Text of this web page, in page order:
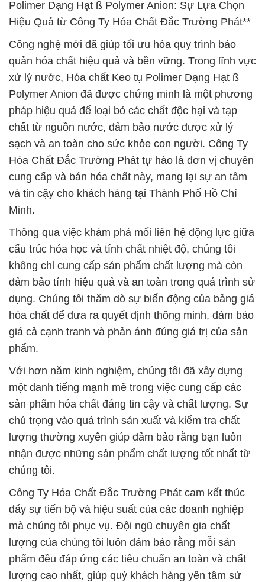
Polimer Dạng Hạt ß Polymer Anion: Sự Lựa Chọn
Hiệu Quả từ Công Ty Hóa Chất Đắc Trường Phát**
Công nghệ mới đã giúp tối ưu hóa quy trình bảo
quản hóa chất hiệu quả và bền vững. Trong lĩnh vực
xử lý nước, Hóa chất Keo tụ Polimer Dạng Hạt ß
Polymer Anion đã được chứng minh là một phương
pháp hiệu quả để loại bỏ các chất độc hại và tạp
chất từ nguồn nước, đảm bảo nước được xử lý
sạch và an toàn cho sức khỏe con người. Công Ty
Hóa Chất Đắc Trường Phát tự hào là đơn vị chuyên
cung cấp và bán hóa chất này, mang lại sự an tâm
và tin cậy cho khách hàng tại Thành Phố Hồ Chí
Minh.
Thông qua việc khám phá mối liên hệ động lực giữa
cấu trúc hóa học và tính chất nhiệt độ, chúng tôi
không chỉ cung cấp sản phẩm chất lượng mà còn
đảm bảo tính hiệu quả và an toàn trong quá trình sử
dụng. Chúng tôi thăm dò sự biến động của bảng giá
hóa chất để đưa ra quyết định thông minh, đảm bảo
giá cả cạnh tranh và phản ánh đúng giá trị của sản
phẩm.
Với hơn năm kinh nghiệm, chúng tôi đã xây dựng
một danh tiếng mạnh mẽ trong việc cung cấp các
sản phẩm hóa chất đáng tin cậy và chất lượng. Sự
chú trọng vào quá trình sản xuất và kiểm tra chất
lượng thường xuyên giúp đảm bảo rằng bạn luôn
nhận được những sản phẩm chất lượng tốt nhất từ
chúng tôi.
Công Ty Hóa Chất Đắc Trường Phát cam kết thúc
đẩy sự tiến bộ và hiệu suất của các doanh nghiệp
mà chúng tôi phục vụ. Đội ngũ chuyên gia chất
lượng của chúng tôi luôn đảm bảo rằng mỗi sản
phẩm đều đáp ứng các tiêu chuẩn an toàn và chất
lượng cao nhất, giúp quý khách hàng yên tâm sử